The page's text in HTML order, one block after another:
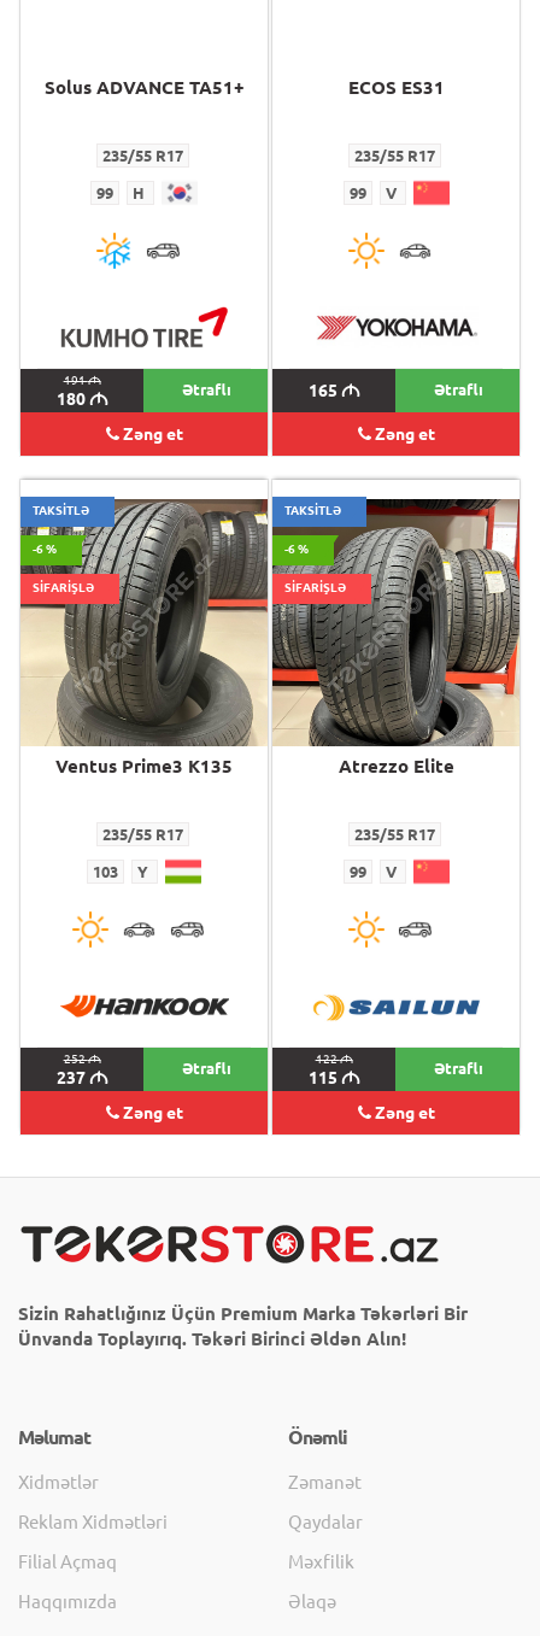
Solus ADVANCE TA51+
235/55 R17
99 H
191M
180M Ətraflı
Zəng et
ECOS ES31
235/55 R17
99 V
165 M Ətraflı
Zəng et
TAKSİTLƏ
-6 %
SİFARİŞLƏ
Ventus Prime3 K135
235/55 R17
103 Y
252M
237M Ətraflı
Zəng et
TAKSİTLƏ
-6 %
SİFARİŞLƏ
Atrezzo Elite
235/55 R17
99 V
122M
115 M Ətraflı
Zəng et
Sizin Rahatlığınız Üçün Premium Marka Təkərləri Bir
Ünvanda Toplayırıq. Təkəri Birinci Əldən Alın!
Məlumat
Xidmətlər
Reklam Xidmətləri
Filial Açmaq
Haqqımızda
Önəmli
Zəmanət
Qaydalar
Məxfilik
Əlaqə